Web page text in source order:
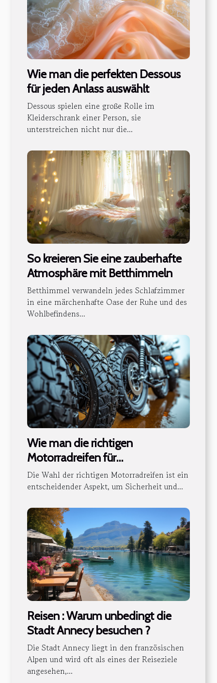
Wie man die perfekten Dessous
für jeden Anlass auswählt
Dessous spielen eine große Rolle im
Kleiderschrank einer Person, sie
unterstreichen nicht nur die...
So kreieren Sie eine zauberhafte
Atmosphäre mit Betthimmeln
Betthimmel verwandeln jedes Schlafzimmer
in eine märchenhafte Oase der Ruhe und des
Wohlbefindens...
Wie man die richtigen
Motorradreifen für
unterschiedliche
Fahrbahnbedingungen auswählt
Die Wahl der richtigen Motorradreifen ist ein
entscheidender Aspekt, um Sicherheit und...
Reisen : Warum unbedingt die
Stadt Annecy besuchen ?
Die Stadt Annecy liegt in den französischen
Alpen und wird oft als eines der Reiseziele
angesehen,...